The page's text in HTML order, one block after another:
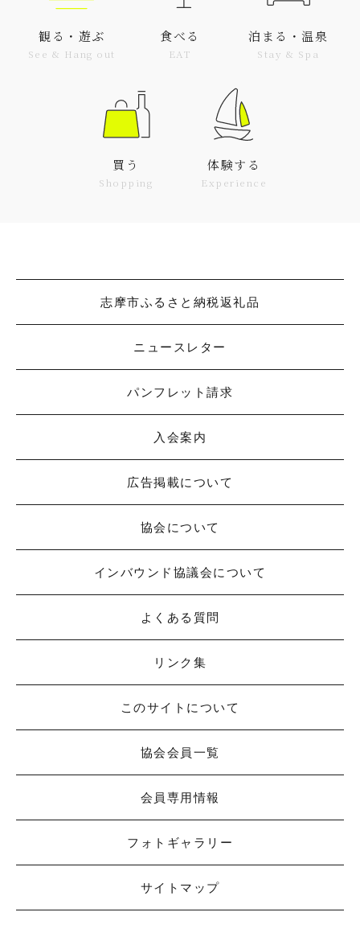
観る・遊ぶ
See & Hang out
食べる
EAT
泊まる・温泉
Stay & Spa
買う
Shopping
体験する
Experience
志摩市ふるさと納税返礼品
ニュースレター
パンフレット請求
入会案内
広告掲載について
協会について
インバウンド協議会について
よくある質問
リンク集
このサイトについて
協会会員一覧
会員専用情報
フォトギャラリー
サイトマップ